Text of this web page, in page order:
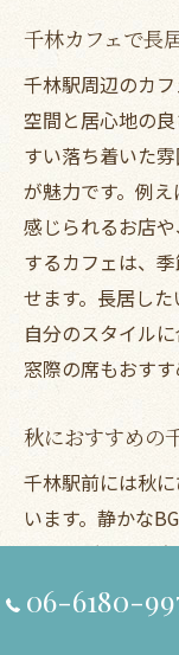
千林カフェで長
千林駅周辺のカ
空間と居心地の
すい落ち着いた
が魅力です。例
感じられるお店
するカフェは、
せます。長居し
自分のスタイル
窓際の席もおすす
秋におすすめの
千林駅前には秋
います。静かな
いて過ごしたい
節限定のドリン
られます。実際
06-6180-